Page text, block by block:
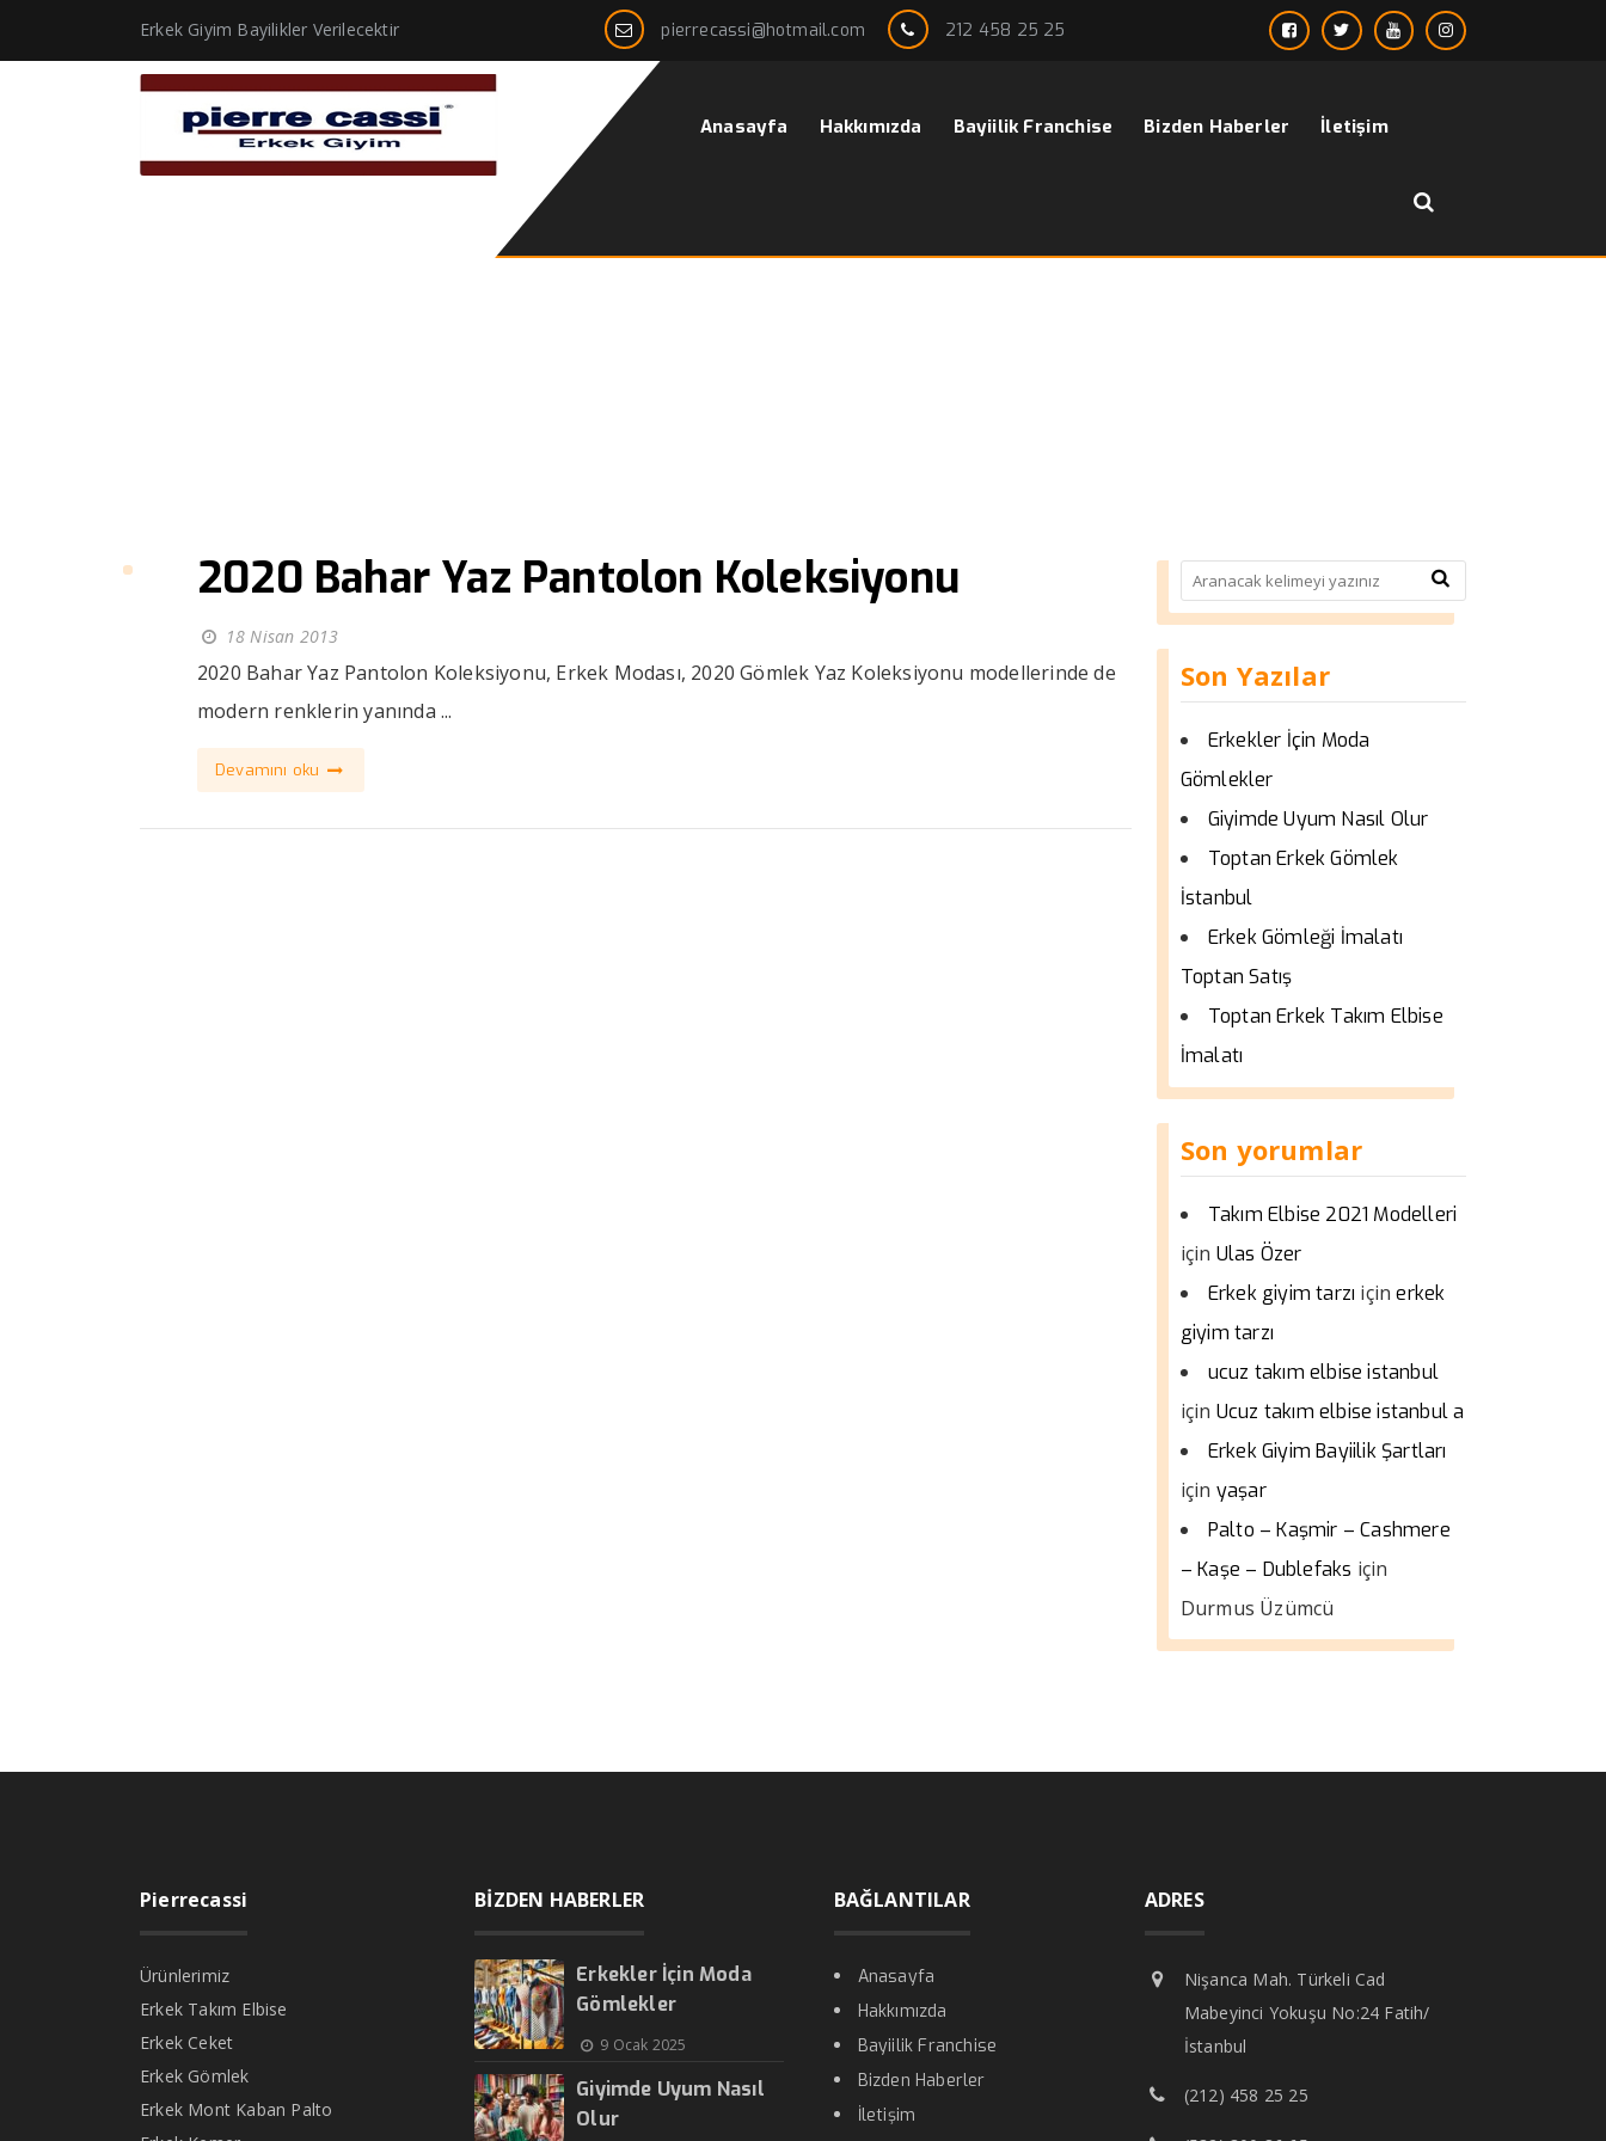
Erkek Giyim Bayilikler Verilecektir pierrecassi@hotmail.com 212 458 25 25
Anasayfa Hakkımızda Bayiilik Franchise Bizden Haberler İletişim
2020 Bahar Yaz Pantolon Koleksiyonu
18 Nisan 2013
2020 Bahar Yaz Pantolon Koleksiyonu, Erkek Modası, 2020 Gömlek Yaz Koleksiyonu modellerinde de
modern renklerin yanında ...
Devamını oku
Son Yazılar
Erkekler İçin Moda
Gömlekler
Giyimde Uyum Nasıl Olur
Toptan Erkek Gömlek
İstanbul
Erkek Gömleği İmalatı
Toptan Satış
Toptan Erkek Takım Elbise
İmalatı
Son yorumlar
Takım Elbise 2021 Modelleri
için Ulas Özer
Erkek giyim tarzı içinerkek
giyim tarzı
ucuz takım elbise istanbul
için Ucuz takım elbise istanbul a
Erkek Giyim Bayiilik Şartları
için yaşar
Palto – Kaşmir – Cashmere
– Kaşe – Dublefaks için
Durmus Üzümcü
Pierrecassi
Ürünlerimiz
Erkek Takım Elbise
Erkek Ceket
Erkek Gömlek
Erkek Mont Kaban Palto
BİZDEN HABERLER
Erkekler İçin Moda
Gömlekler
9 Ocak 2025
Giyimde Uyum Nasıl
Olur
BAĞLANTILAR
Anasayfa
Hakkımızda
Bayiilik Franchise
Bizden Haberler
İletişim
ADRES
Nişanca Mah. Türkeli Cad
Mabeyinci Yokuşu No:24 Fatih/
İstanbul
(212) 458 25 25